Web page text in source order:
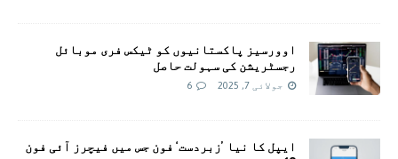
اوورسیز پاکستانیوں کو ٹیکس فری موبائل
رجسٹریشن کی سہولت حاصل
جولائی 7, 2025 6
ایپل کا نیا ’زبردست‘ فون جس میں فیچرز آئی فون